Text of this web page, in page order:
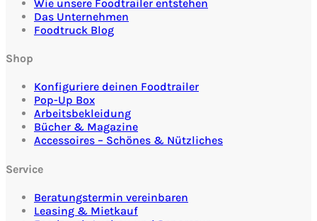
Wie unsere Foodtrailer entstehen
Das Unternehmen
Foodtruck Blog
Shop
Konfiguriere deinen Foodtrailer
Pop-Up Box
Arbeitsbekleidung
Bücher & Magazine
Accessoires – Schönes & Nützliches
Service
Beratungstermin vereinbaren
Leasing & Mietkauf